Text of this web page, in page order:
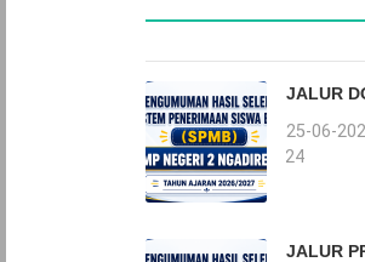
JALUR
25-06-
17:24
JALUR